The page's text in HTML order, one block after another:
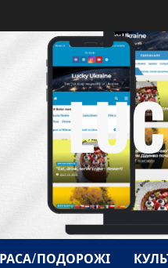
ПОДОРОЖІ